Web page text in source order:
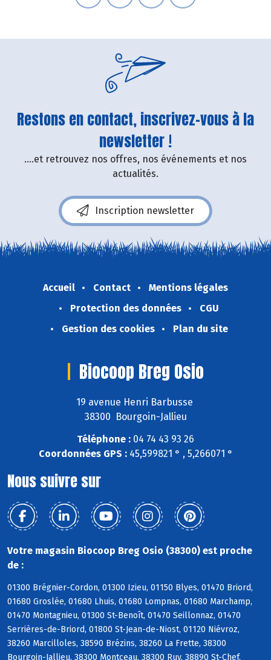
Restons en contact, inscrivez-vous à la
newsletter !
....et retrouvez nos offres, nos événements et nos
actualités.
Inscription newsletter
Accueil Contact
Mentions légales
Protection des données
CGU
Gestion des cookies
Plan du site
Biocoop Breg Osio
19 avenue Henri Barbusse
38300 Bourgoin-Jallieu
Téléphone : 04 74 43 93 26
Coordonnées GPS :45,599821 ° , 5,266071 °
Nous suivre sur
Votre magasin Biocoop Breg Osio (38300) est proche
de :
01300 Brégnier-Cordon, 01300 Izieu, 01150 Blyes, 01470 Briord,
01680 Groslée, 01680 Lhuis, 01680 Lompnas, 01680 Marchamp,
01470 Montagnieu, 01300 St-Benoît, 01470 Seillonnaz, 01470
Serrières-de-Briord, 01800 St-Jean-de-Niost, 01120 Niévroz,
38260 Marcilloles, 38590 Brézins, 38260 La Frette, 38300
Bourgoin-Jallieu, 38300 Montceau, 38300 Ruy, 38890 St-Chef,